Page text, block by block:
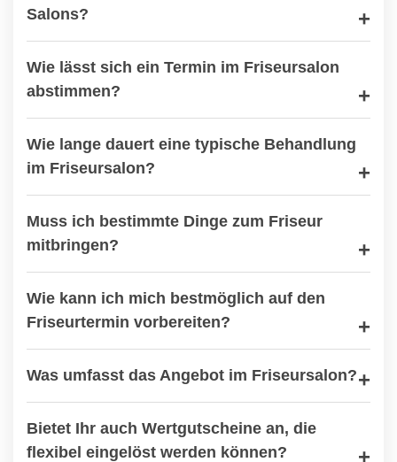
Salons?
Wie lässt sich ein Termin im Friseursalon
abstimmen?
Wie lange dauert eine typische Behandlung
im Friseursalon?
Muss ich bestimmte Dinge zum Friseur
mitbringen?
Wie kann ich mich bestmöglich auf den
Friseurtermin vorbereiten?
Was umfasst das Angebot im Friseursalon?
Bietet Ihr auch Wertgutscheine an, die
flexibel eingelöst werden können?